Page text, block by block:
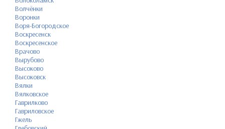
Волчёнки
Воронки
Воря-Богородское
Воскресенск
Воскресенское
Врачово
Вырубово
Высоково
Высоковск
Вялки
Вялковское
Гаврилково
Гавриловское
Гжель